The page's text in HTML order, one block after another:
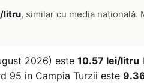
litru, similar cu media națională.
2026) este 10.57 lei/litru
95 in Campia Turzii este